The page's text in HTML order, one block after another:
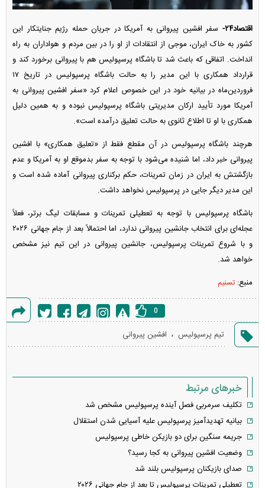
اقتصاد۲۴-
سفر افشین پیروانی به آمریکا در جریان حمله رژیم جنایتکار این
کشور به خاک ایران، موجی از انتقادات از او را در بین مردم و هواداران به راه
انداخت. اتفاقی که باعث شد تا باشگاه پرسپولیس هم با پیروانی برخورد کند و
قرارداد همکاری با این مدیر را به حالت باشگاه پرسپولیس در تاریخ ۱۷
فروردین‌ماه در بیانیه خود در این خصوص اعلام کرد «سفر افشین پیروانی به
آمریکا مورد تأیید ارکان مدیریتی باشگاه پرسپولیس نبوده و به همین دلیل
همکاری با او تا اطلاع ثانوی به حالت تعلیق درآمده است».
هرچند باشگاه پرسپولیس در آن مقطع فقط از «تعلیق همکاری» با افشین
پیروانی خبر داد، اما شنیده می‌شود با توجه به سفر بدموقع او به آمریکا و عدم
بازگشتش به ایران در زمان تمرینات، حکم برکناری پیروانی آماده شده است و
این مدیر دیگر جایی در پرسپولیس نخواهد داشت.
باشگاه پرسپولیس با توجه به تعطیلی تمرینات و مسابقات لیگ برتر، فعلاً
عجله‌ای برای انتخاب جانشین پیروانی ندارد، اما احتمالاً بعد از جام جهانی ۲۰۲۶
و با شروع تمرینات پرسپولیس، جانشین پیروانی در این تیم نیز مشخص
خواهد شد.
منبع: تسنیم
گزارش
خطا
0
تیم پرسپولیس ، افشین پیروانی
خبرهای مرتبط
تکلیف سرمربی فصل آینده پرسپولیس مشخص شد
بیانیه تهدیدآمیز پرسپولیس علیه آسیایی شدن استقلال
جریمه سنگین برای دو بازیکن خاطی پرسپولیس
وضعیت افشین پیروانی به کجا رسید؟
صدای بازیکنان پرسپولیس بلند شد
تعطیلی تمرینات پرسپولیس تا بعد از جام جهانی ۲۰۲۶